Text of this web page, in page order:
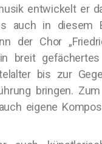
entwickelt er
auch in diesem
der Chor
breit
bis zur
bringen.
eigene